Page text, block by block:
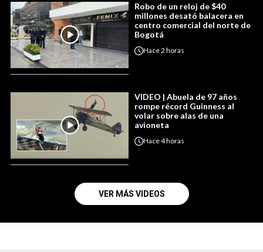
Robo de un reloj de $40
millones desató balacera en
centro comercial del norte de
Bogotá
Hace2 horas
VIDEO | Abuela de 97 años
rompe récord Guinness al
volar sobre alas de una
avioneta
Hace4 horas
VER MÁS VIDEOS